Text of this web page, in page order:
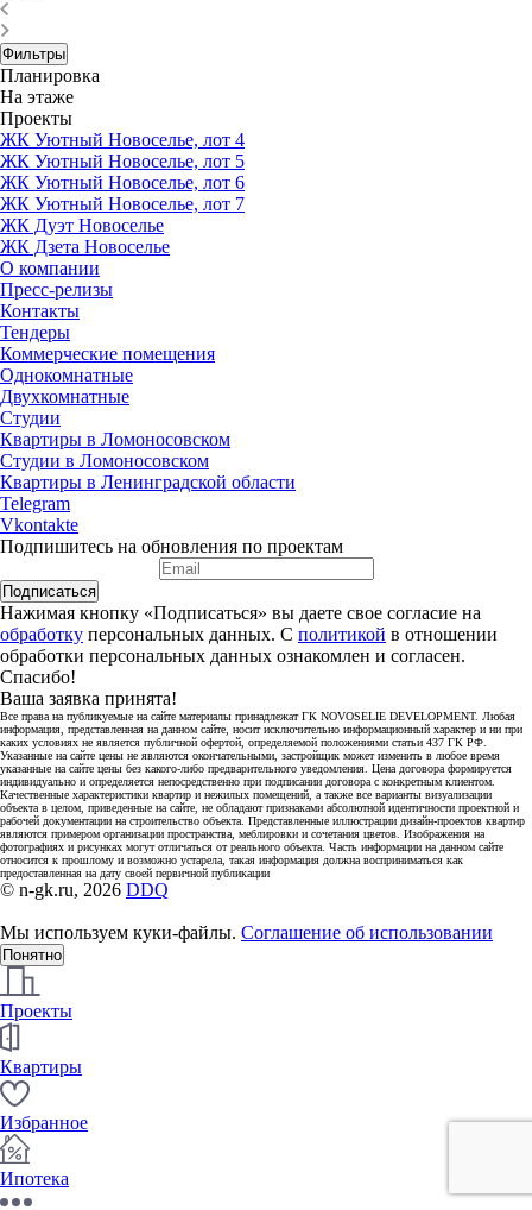
Фильтры
Планировка
На этаже
Проекты
ЖК Уютный Новоселье, лот 4
ЖК Уютный Новоселье, лот 5
ЖК Уютный Новоселье, лот 6
ЖК Уютный Новоселье, лот 7
ЖК Дуэт Новоселье
ЖК Дзета Новоселье
О компании
Пресс-релизы
Контакты
Тендеры
Коммерческие помещения
Однокомнатные
Двухкомнатные
Студии
Квартиры в Ломоносовском
Студии в Ломоносовском
Квартиры в Ленинградской области
Telegram
Vkontakte
Подпишитесь на обновления по проектам
Подписаться
Нажимая кнопку «Подписаться» вы даете свое согласие на
обработку персональных данных. С политикой в отношении
обработки персональных данных ознакомлен и согласен.
Спасибо!
Ваша заявка принята!
Все права на публикуемые на сайте материалы принадлежат ГК NOVOSELIE DEVELOPMENT. Любая
информация, представленная на данном сайте, носит исключительно информационный характер и ни при
каких условиях не является публичной офертой, определяемой положениями статьи 437 ГК РФ.
Указанные на сайте цены не являются окончательными, застройщик может изменить в любое время
указанные на сайте цены без какого-либо предварительного уведомления. Цена договора формируется
индивидуально и определяется непосредственно при подписании договора с конкретным клиентом.
Качественные характеристики квартир и нежилых помещений, а также все варианты визуализации
объекта в целом, приведенные на сайте, не обладают признаками абсолютной идентичности проектной и
рабочей документации на строительство объекта. Представленные иллюстрации дизайн-проектов квартир
являются примером организации пространства, меблировки и сочетания цветов. Изображения на
фотографиях и рисунках могут отличаться от реального объекта. Часть информации на данном сайте
относится к прошлому и возможно устарела, такая информация должна восприниматься как
предоставленная на дату своей первичной публикации
© n-gk.ru, 2026 DDQ
Мы используем куки-файлы. Соглашение об использовании
Понятно
Проекты
Квартиры
Избранное
Ипотека